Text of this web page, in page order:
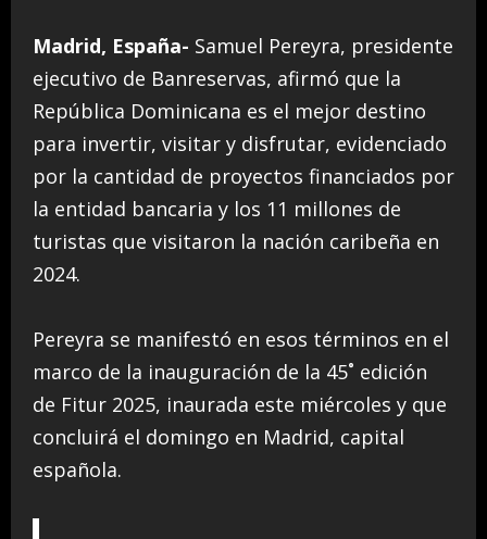
Madrid, España- Samuel Pereyra, presidente
ejecutivo de Banreservas, afirmó que la
República Dominicana es el mejor destino
para invertir, visitar y disfrutar, evidenciado
por la cantidad de proyectos financiados por
la entidad bancaria y los 11 millones de
turistas que visitaron la nación caribeña en
2024.
Pereyra se manifestó en esos términos en el
marco de la inauguración de la 45˚ edición
de Fitur 2025, inaurada este miércoles y que
concluirá el domingo en Madrid, capital
española.